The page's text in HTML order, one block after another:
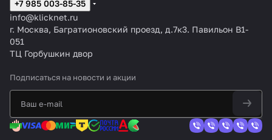
+7 985 003-85-35
info@klicknet.ru
г. Москва, Багратионовский проезд, д.7к3. Павильон B1-
051
ТЦ Горбушкин двор
Подписаться на новости и акции